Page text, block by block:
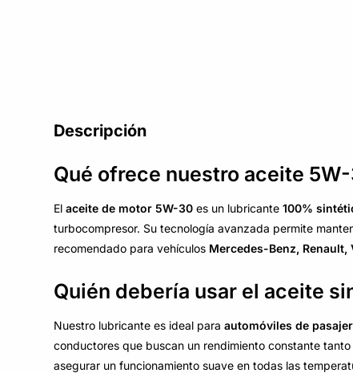
Descripción
Qué ofrece nuestro aceite
Elaceite de motor 5W-30 es un lubricante100%
turbocompresor. Su tecnología avanzada permite
recomendado para vehículos Mercedes-Benz,
Quién debería usar el aceite
Nuestro lubricante es ideal paraautomóviles de
conductores que buscan un rendimiento constante
asegurar un funcionamiento suave en todas las